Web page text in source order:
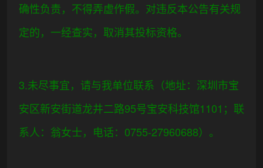
确性负责，不得弄虚作假。对违反本公告有关规
定的，一经查实，取消其投标资格。
3.未尽事宜，请与我单位联系（地址：深圳市宝
安区新安街道龙井二路95号宝安科技馆1101；联
系人：翁女士，电话：0755-27960688）。